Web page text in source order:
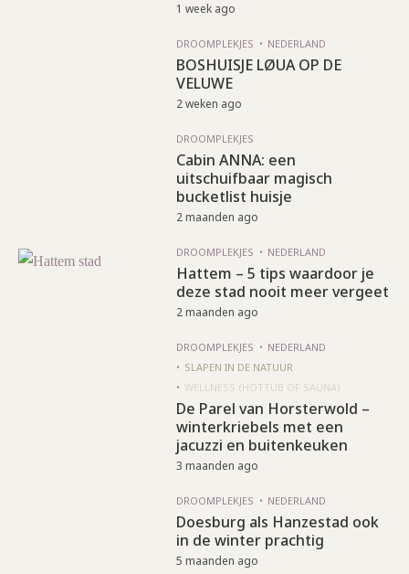
1 week ago
DROOMPLEKJES NEDERLAND
BOSHUISJE LØUA OP DE
VELUWE
2 weken ago
DROOMPLEKJES
Cabin ANNA: een
uitschuifbaar magisch
bucketlist huisje
2 maanden ago
DROOMPLEKJES NEDERLAND
Hattem – 5 tips waardoor je
deze stad nooit meer vergeet
2 maanden ago
DROOMPLEKJES
NEDERLAND
SLAPEN IN DE NATUUR
WELLNESS (HOTTUB OF SAUNA)
De Parel van Horsterwold –
winterkriebels met een
jacuzzi en buitenkeuken
3 maanden ago
DROOMPLEKJES NEDERLAND
Doesburg als Hanzestad ook
in de winter prachtig
5 maanden ago